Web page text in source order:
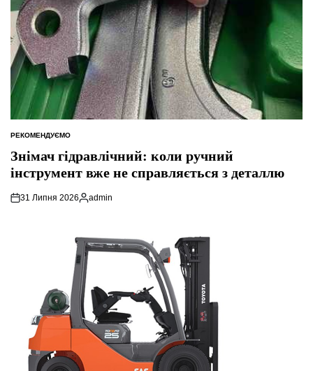
ОПУБЛІКУВАТИ
У
РЕКОМЕНДУЄМО
Знімач гідравлічний: коли ручний
інструмент вже не справляється з деталлю
31 Липня 2026
Опубліковано
admin